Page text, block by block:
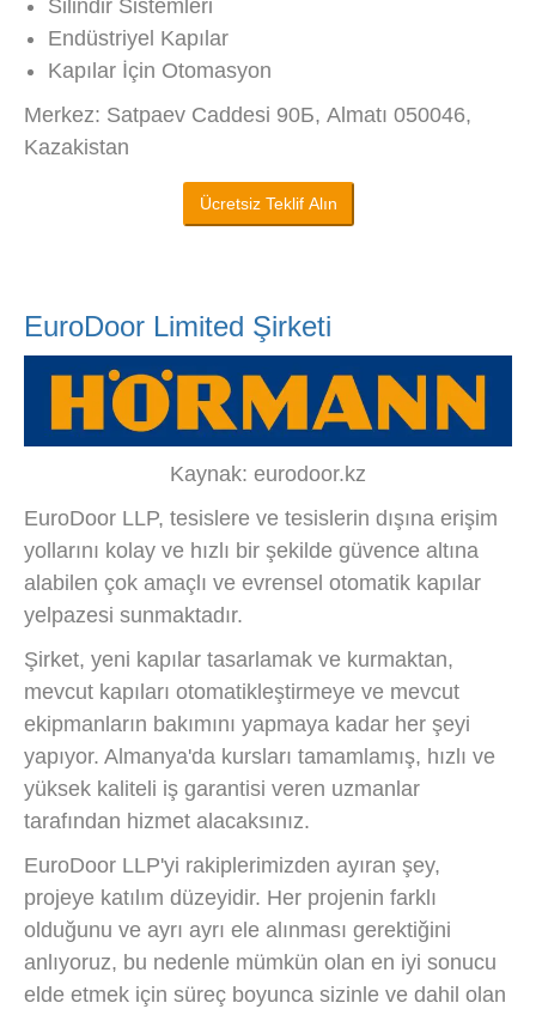
Silindir Sistemleri
Endüstriyel Kapılar
Kapılar İçin Otomasyon
Merkez: Satpaev Caddesi 90Б, Almatı 050046,
Kazakistan
Ücretsiz Teklif Alın
EuroDoor Limited Şirketi
Kaynak: eurodoor.kz
EuroDoor LLP, tesislere ve tesislerin dışına erişim
yollarını kolay ve hızlı bir şekilde güvence altına
alabilen çok amaçlı ve evrensel otomatik kapılar
yelpazesi sunmaktadır.
Şirket, yeni kapılar tasarlamak ve kurmaktan,
mevcut kapıları otomatikleştirmeye ve mevcut
ekipmanların bakımını yapmaya kadar her şeyi
yapıyor. Almanya'da kursları tamamlamış, hızlı ve
yüksek kaliteli iş garantisi veren uzmanlar
tarafından hizmet alacaksınız.
EuroDoor LLP'yi rakiplerimizden ayıran şey,
projeye katılım düzeyidir. Her projenin farklı
olduğunu ve ayrı ayrı ele alınması gerektiğini
anlıyoruz, bu nedenle mümkün olan en iyi sonucu
elde etmek için süreç boyunca sizinle ve dahil olan